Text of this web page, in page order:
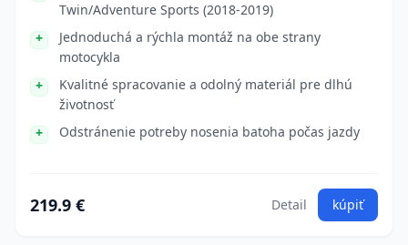
Twin/Adventure Sports (2018-2019)
Jednoduchá a rýchla montáž na obe strany
motocykla
Kvalitné spracovanie a odolný materiál pre dlhú
životnosť
Odstránenie potreby nosenia batoha počas jazdy
219.9 € Detail kúpiť